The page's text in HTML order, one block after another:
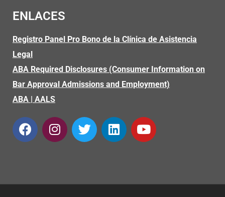
ENLACES
Registro Panel Pro Bono de la Clínica de Asistencia
Legal
ABA Required Disclosures (Consumer Information on
Bar Approval Admissions and Employment)
ABA | AALS